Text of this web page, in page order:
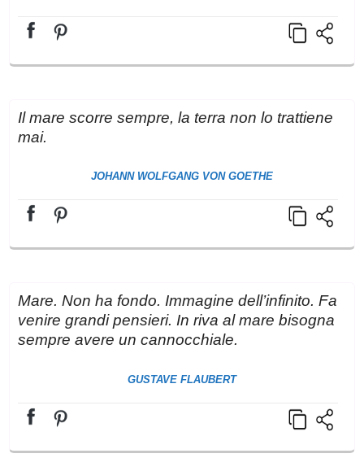
Il mare scorre sempre, la terra non lo trattiene
mai.
JOHANN WOLFGANG VON GOETHE
Mare. Non ha fondo. Immagine dell’infinito. Fa
venire grandi pensieri. In riva al mare bisogna
sempre avere un cannocchiale.
GUSTAVE FLAUBERT